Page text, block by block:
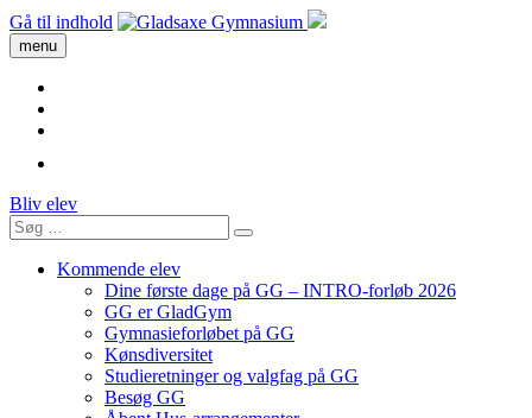
Gå til indhold
menu
Bliv elev
Kommende elev
Dine første dage på GG – INTRO-forløb 2026
GG er GladGym
Gymnasieforløbet på GG
Kønsdiversitet
Studieretninger og valgfag på GG
Besøg GG